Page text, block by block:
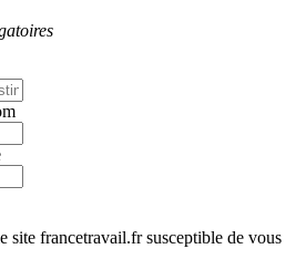
site francetravail.fr susceptible de vous